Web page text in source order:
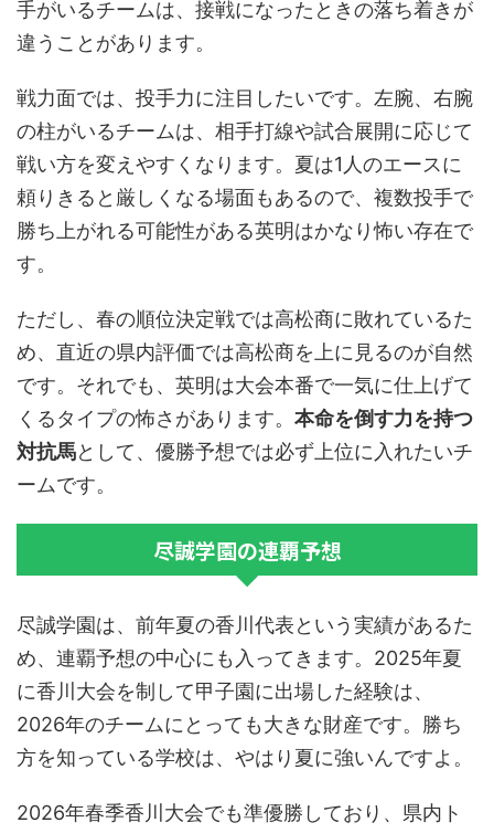
手がいるチームは、接戦になったときの落ち着きが
違うことがあります。
戦力面では、投手力に注目したいです。左腕、右腕
の柱がいるチームは、相手打線や試合展開に応じて
戦い方を変えやすくなります。夏は1人のエースに
頼りきると厳しくなる場面もあるので、複数投手で
勝ち上がれる可能性がある英明はかなり怖い存在で
す。
ただし、春の順位決定戦では高松商に敗れているた
め、直近の県内評価では高松商を上に見るのが自然
です。それでも、英明は大会本番で一気に仕上げて
くるタイプの怖さがあります。 本命を倒す力を持つ
対抗馬として、優勝予想では必ず上位に入れたいチ
ームです。
尽誠学園の連覇予想
尽誠学園は、前年夏の香川代表という実績があるた
め、連覇予想の中心にも入ってきます。2025年夏
に香川大会を制して甲子園に出場した経験は、
2026年のチームにとっても大きな財産です。勝ち
方を知っている学校は、やはり夏に強いんですよ。
2026年春季香川大会でも準優勝しており、県内ト